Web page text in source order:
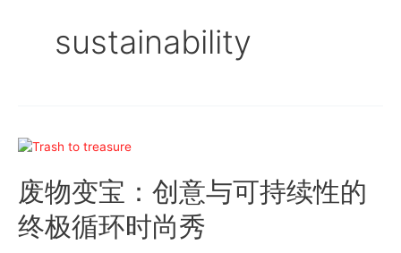
sustainability
废物变宝：创意与可持续性的
终极循环时尚秀